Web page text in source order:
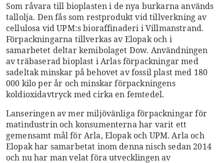
Som råvara till bioplasten i de nya burkarna används
tallolja. Den fås som restprodukt vid tillverkning av
cellulosa vid UPM:s bioraffinaderi i Villmanstrand.
Förpackningarna tillverkas av Elopak och i
samarbetet deltar kemibolaget Dow. Användningen
av träbaserad bioplast i Arlas förpackningar med
sadeltak minskar på behovet av fossil plast med 180
000 kilo per år och minskar förpackningens
koldioxidavtryck med cirka en femtedel.
Lanseringen av mer miljövänliga förpackningar för
matindustrin och konsumenterna har varit ett
gemensamt mål för Arla, Elopak och UPM. Arla och
Elopak har samarbetat inom denna nisch sedan 2014
och nu har man velat föra utvecklingen av